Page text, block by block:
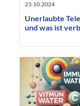
23.10.2024
Unerlaubte
und was ist